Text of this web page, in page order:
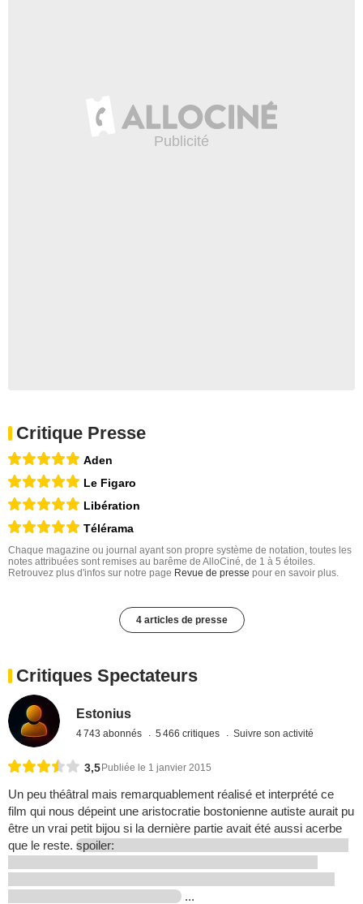
Critique Presse
Aden
Le Figaro
Libération
Télérama
Chaque magazine ou journal ayant son propre système de notation, toutes les
notes attribuées sont remises au barême de AlloCiné, de 1 à 5 étoiles.
Retrouvez plus d'infos sur notre page Revue de presse pour en savoir plus.
4 articles de presse
Critiques Spectateurs
Estonius
4 743 abonnés 5 466 critiques Suivre son activité
3,5Publiée le 1 janvier 2015
Un peu théâtral mais remarquablement réalisé et interprété ce
film qui nous dépeint une aristocratie bostonienne autiste aurait pu
être un vrai petit bijou si la dernière partie avait été aussi acerbe
que le reste. spoiler:
...